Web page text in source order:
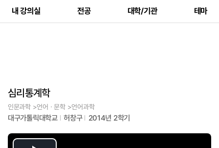
내 강의실 전공 대학/기관 테마
심리통계학
인문과학 >언어ㆍ문학 >언어과학
대구가톨릭대학교 허창구 2014년 2학기